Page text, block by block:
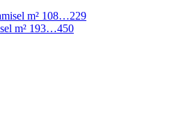
m² 108…229
m² 193…450